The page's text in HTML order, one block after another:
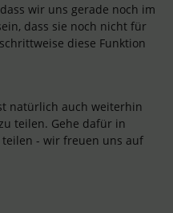
wir uns gerade noch im
dass sie noch nicht für
diese Funktion
natürlich auch weiterhin
teilen. Gehe dafür in
teilen - wir freuen uns auf